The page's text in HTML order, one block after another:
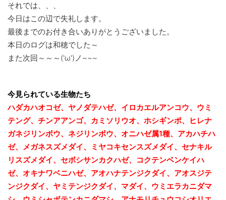
それでは、、、
今日はこの辺で失礼します。
最後までのお付き合いありがとうございました。
本日のログは和穂でした～
また次回～～～('ω')ノ~~~
今見られている生物たち
ハダカハオコゼ、ヤノダテハゼ、イロカエルアンコウ、ウミ
テング、チンアアンゴ、カミソリウオ、ホシギンポ、ヒレナ
ガネジリンボウ、ネジリンボウ、オニハゼ属1種、アカハチハ
ゼ、メガネスズメダイ、ミヤコキセンスズメダイ、セナキル
リスズメダイ、セボシサンカクハゼ、コクテンベンケイハ
ゼ、オキナワベニハゼ、 アオハナテンジクダイ、アオスジテ
ンジクダイ、ヤミテンジクダイ、マダイ、 ウミエラカニダマ